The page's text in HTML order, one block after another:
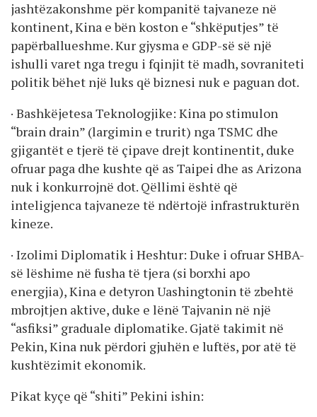
jashtëzakonshme për kompanitë tajvaneze në
kontinent, Kina e bën koston e “shkëputjes” të
papërballueshme. Kur gjysma e GDP-së së një
ishulli varet nga tregu i fqinjit të madh, sovraniteti
politik bëhet një luks që biznesi nuk e paguan dot.
· Bashkëjetesa Teknologjike: Kina po stimulon
“brain drain” (largimin e trurit) nga TSMC dhe
gjigantët e tjerë të çipave drejt kontinentit, duke
ofruar paga dhe kushte që as Taipei dhe as Arizona
nuk i konkurrojnë dot. Qëllimi është që
inteligjenca tajvaneze të ndërtojë infrastrukturën
kineze.
· Izolimi Diplomatik i Heshtur: Duke i ofruar SHBA-
së lëshime në fusha të tjera (si borxhi apo
energjia), Kina e detyron Uashingtonin të zbehtë
mbrojtjen aktive, duke e lënë Tajvanin në një
“asfiksi” graduale diplomatike. Gjatë takimit në
Pekin, Kina nuk përdori gjuhën e luftës, por atë të
kushtëzimit ekonomik.
Pikat kyçe që “shiti” Pekini ishin: